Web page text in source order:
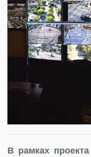
В рамках